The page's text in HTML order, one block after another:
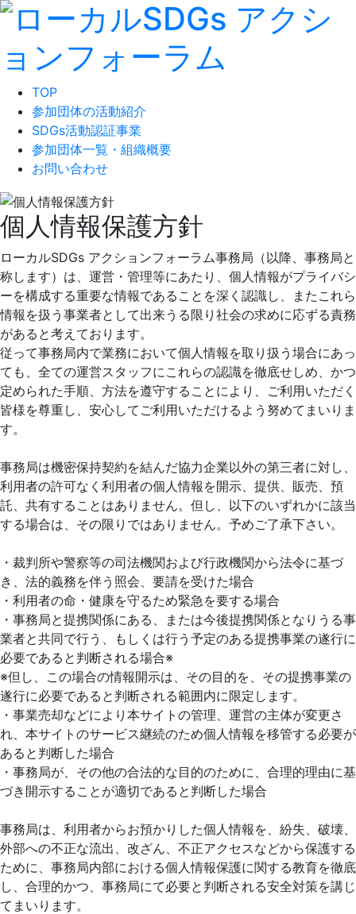
TOP
参加団体の活動紹介
SDGs活動認証事業
参加団体一覧・組織概要
お問い合わせ
個人情報保護方針
ローカルSDGs アクションフォーラム事務局（以降、事務局と
称します）は、運営・管理等にあたり、個人情報がプライバシ
ーを構成する重要な情報であることを深く認識し、またこれら
情報を扱う事業者として出来うる限り社会の求めに応ずる責務
があると考えております。
従って事務局内で業務において個人情報を取り扱う場合にあっ
ても、全ての運営スタッフにこれらの認識を徹底せしめ、かつ
定められた手順、方法を遵守することにより、ご利用いただく
皆様を尊重し、安心してご利用いただけるよう努めてまいりま
す。
事務局は機密保持契約を結んだ協力企業以外の第三者に対し、
利用者の許可なく利用者の個人情報を開示、提供、販売、預
託、共有することはありません。但し、以下のいずれかに該当
する場合は、その限りではありません。予めご了承下さい。
・裁判所や警察等の司法機関および行政機関から法令に基づ
き、法的義務を伴う照会、要請を受けた場合
・利用者の命・健康を守るため緊急を要する場合
・事務局と提携関係にある、または今後提携関係となりうる事
業者と共同で行う、もしくは行う予定のある提携事業の遂行に
必要であると判断される場合※
※但し、この場合の情報開示は、その目的を、その提携事業の
遂行に必要であると判断される範囲内に限定します。
・事業売却などにより本サイトの管理、運営の主体が変更さ
れ、本サイトのサービス継続のため個人情報を移管する必要が
あると判断した場合
・事務局が、その他の合法的な目的のために、合理的理由に基
づき開示することが適切であると判断した場合
事務局は、利用者からお預かりした個人情報を、紛失、破壊、
外部への不正な流出、改ざん、不正アクセスなどから保護する
ために、事務局内部における個人情報保護に関する教育を徹底
し、合理的かつ、事務局にて必要と判断される安全対策を講じ
てまいります。